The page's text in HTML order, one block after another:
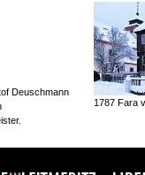
Deuschmann
1787 Fara